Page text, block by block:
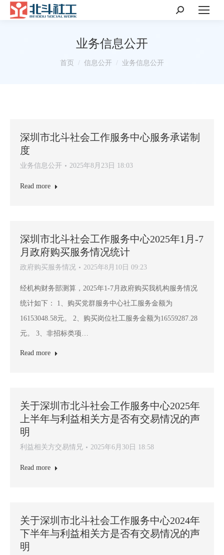
搜
业务信息公开
你在这里：
首页 信息公开 业务信息公开
深圳市北斗社会工作服务中心服务承诺制
度
业务信息公开 2025年8月23日 18:03
Read more
深圳市北斗社会工作服务中心2025年1月-7
月政府购买服务情况统计
政府购买服务情况 2025年8月10日 09:23
经机构财务部测算，2025年1-7月政府购买我机构服务情况
统计如下： 1、购买党群服务中心社工服务金额为
16153048.58元。 2、购买岗位社工服务金额为16559287.28
元。 3、非招标类项…
Read more
关于深圳市北斗社会工作服务中心2025年
上半年与利益相关方是否有交易情况的声
明
利益相关方交易情兄 2025年6月30日 18:58
Read more
关于深圳市北斗社会工作服务中心2024年
下半年与利益相关方是否有交易情况的声
明